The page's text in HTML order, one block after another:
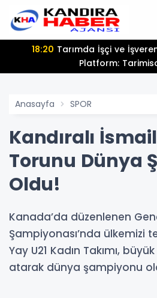
18:20
Platform:
Anasayfa SPOR
Kandıralı
Torunu Dünya
Oldu!
Kanada’da düzenlenen
Şampiyonası’nda ülkemizi
Yay U21 Kadın Takımı,
atarak dünya şampiyonu